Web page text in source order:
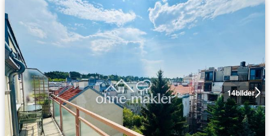
14bilder